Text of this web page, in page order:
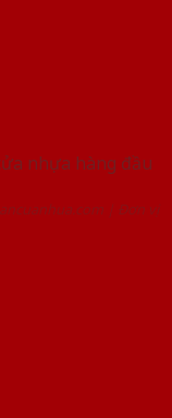
nhựa hàng đầu
| Đơn vị